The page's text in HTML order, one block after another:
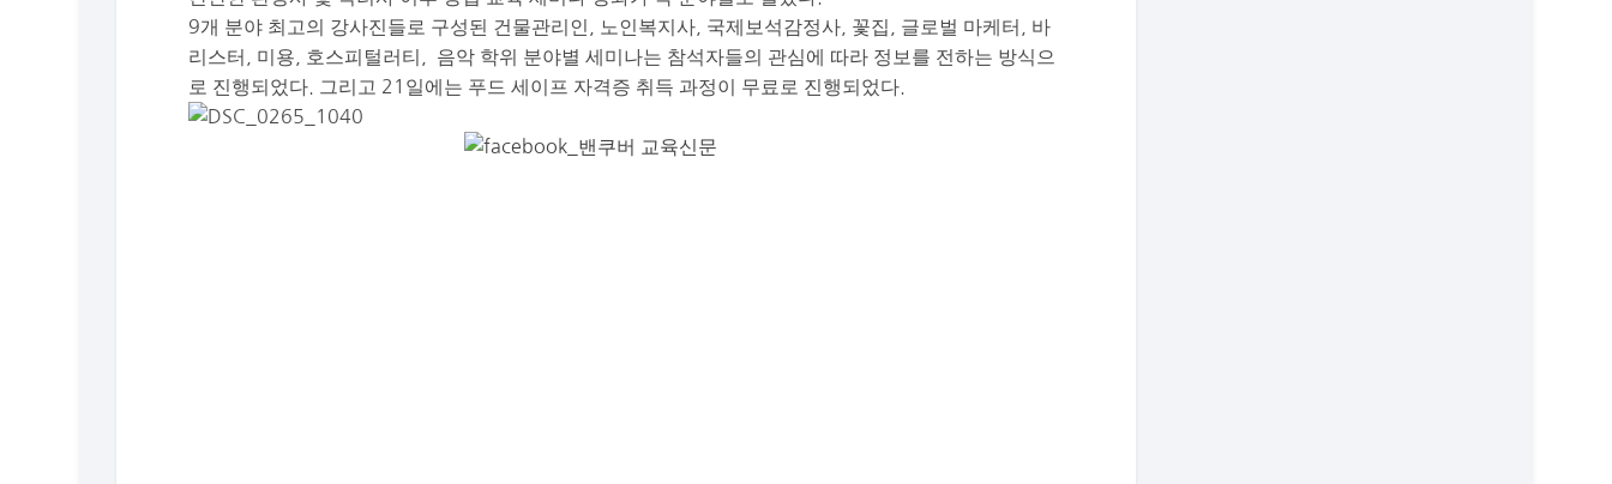
9개 분야 최고의 강사진들로 구성된 건물관리인, 노인복지사, 국제보석감정사, 꽃집, 글로벌 마케터, 바
리스터, 미용, 호스피털러티, 음악 학위 분야별 세미나는 참석자들의 관심에 따라 정보를 전하는 방식으
로 진행되었다. 그리고 21일에는 푸드 세이프 자격증 취득 과정이 무료로 진행되었다.